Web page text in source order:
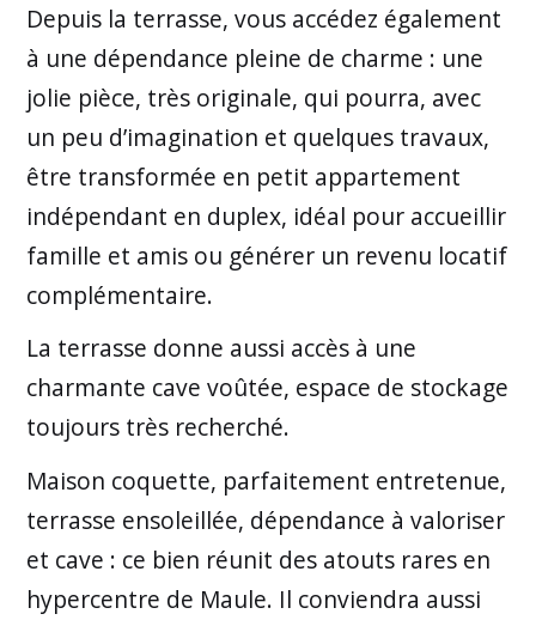
Depuis la terrasse, vous accédez également
à une dépendance pleine de charme : une
jolie pièce, très originale, qui pourra, avec
un peu d’imagination et quelques travaux,
être transformée en petit appartement
indépendant en duplex, idéal pour accueillir
famille et amis ou générer un revenu locatif
complémentaire.
La terrasse donne aussi accès à une
charmante cave voûtée, espace de stockage
toujours très recherché.
Maison coquette, parfaitement entretenue,
terrasse ensoleillée, dépendance à valoriser
et cave : ce bien réunit des atouts rares en
hypercentre de Maule. Il conviendra aussi